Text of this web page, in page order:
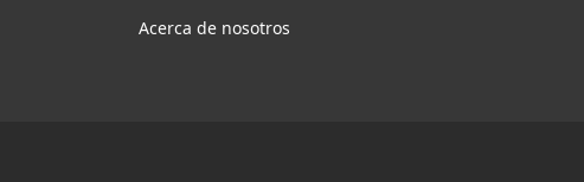
Acerca de nosotros